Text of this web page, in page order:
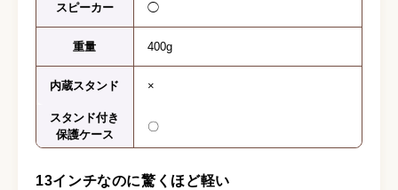
スピーカー ◯
重量 400g
内蔵スタンド ×
スタンド付き
保護ケース
〇
13インチなのに驚くほど軽い